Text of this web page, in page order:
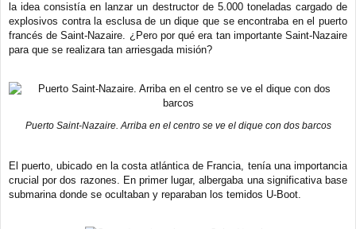
a
j
e
la idea consistía en lanzar un destructor de 5.000 toneladas cargado de
explosivos contra la esclusa de un dique que se encontraba en el puerto
francés de Saint-Nazaire. ¿Pero por qué era tan importante Saint-Nazaire
para que se realizara tan arriesgada misión?
Puerto Saint-Nazaire. Arriba en el centro se ve el dique con dos barcos
El puerto, ubicado en la costa atlántica de Francia, tenía una importancia
crucial por dos razones. En primer lugar, albergaba una significativa base
submarina donde se ocultaban y reparaban los temidos U-Boot.